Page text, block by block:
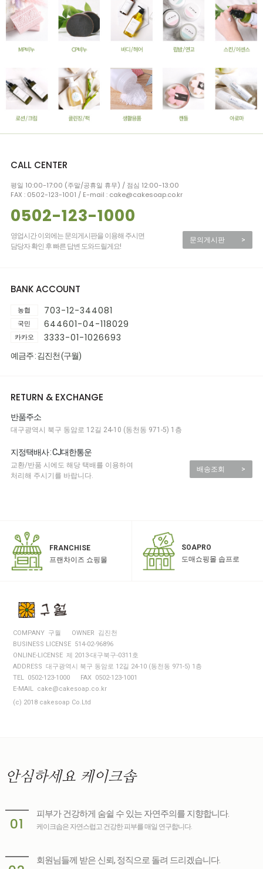
CALL CENTER
평일 10:00-17:00 (주말/공휴일 휴무) / 점심 12:00-13:00
FAX : 0502-123-1001 / E-mail : cake@cakesoap.co.kr
0502-123-1000
영업시간 이외에는 문의게시판을 이용해 주시면
담당자 확인 후 빠른 답변 도와드릴게요!
문의게시판 >
BANK ACCOUNT
농협 703-12-344081
국민 644601-04-118029
카카오 3333-01-1026693
예금주 : 김진천 (구월)
RETURN & EXCHANGE
반품주소
대구광역시 북구 동암로 12길 24-10 (동천동 971-5) 1층
지정택배사 : CJ대한통운
교환/반품 시에도 해당 택배를 이용하여
처리해 주시기를 바랍니다.
배송조회 >
FRANCHISE
프랜차이즈 쇼핑몰
SOAPRO
도매쇼핑몰 솝프로
COMPANY 구월
OWNER 김진천
BUSINESS LICENSE 514-02-96896
ONLINE-LICENSE 제 2013-대구북구-0311호
ADDRESS 대구광역시 북구 동암로 12길 24-10 (동천동 971-5) 1층
TEL 0502-123-1000
FAX 0502-123-1001
E-MAIL cake@cakesoap.co.kr
(c) 2018 cakesoap Co.Ltd
안심하세요 케이크솝
01
피부가 건강하게 숨쉴 수 있는 자연주의를 지향합니다.
케이크솝은 자연스럽고 건강한 피부를 매일 연구합니다.
회원님들께 받은 신뢰, 정직으로 돌려 드리겠습니다.